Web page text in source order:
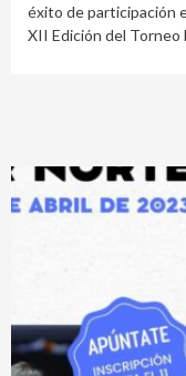
éxito de participación
XII Edición del